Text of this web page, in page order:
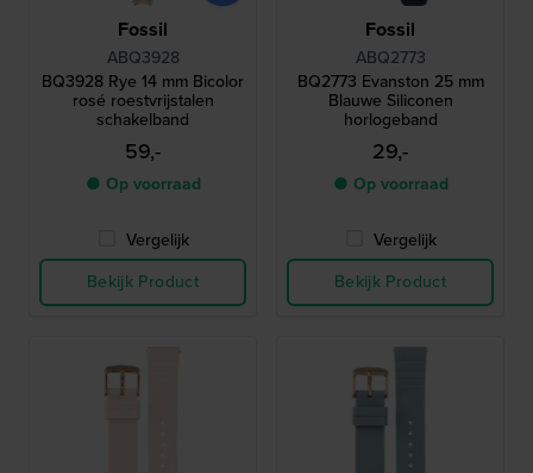
Fossil
ABQ3928
BQ3928 Rye 14 mm Bicolor
rosé roestvrijstalen
schakelband
59,-
● Op voorraad
Vergelijk
Bekijk Product
Fossil
ABQ2773
BQ2773 Evanston 25 mm
Blauwe Siliconen
horlogeband
29,-
● Op voorraad
Vergelijk
Bekijk Product